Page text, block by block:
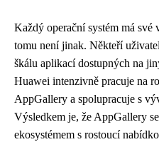
Každý operační systém má
tomu není jinak. Někteří
škálu aplikací dostupných na
Huawei intenzivně pracuje na
AppGallery a spolupracuje s
Výsledkem je, že AppGallery
ekosystémem s rostoucí